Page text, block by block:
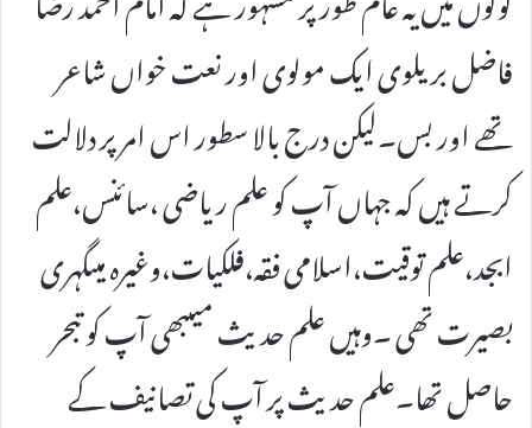
فاضل بریلوی ایک مولوی اور نعت خواں شاعر
تھے اور بس۔لیکن درج بالا سطور اس امر پر دلالت
کرتے ہیں کہ جہاں آپ کو علم ریاضی ،سائنس،علم
ابجد،علم توقیت،اسلامی فقہ،فلکیات،وغیرہ میںگہری
بصیرت تھی ۔وہیں علم حدیث میںبھی آپ کو تبحر
حاصل تھا۔علم حدیث پر آپ کی تصانیف کے